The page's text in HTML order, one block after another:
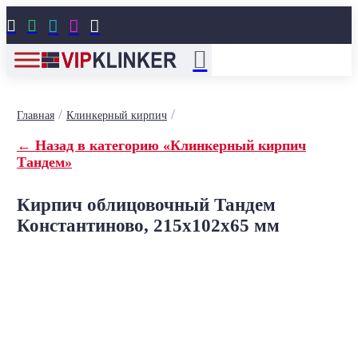
    
Главная/ Клинкерный кирпич/
← Назад в категорию «Клинкерный кирпич
Тандем»
Кирпич облицовочный Тандем
Константиново, 215x102x65 мм